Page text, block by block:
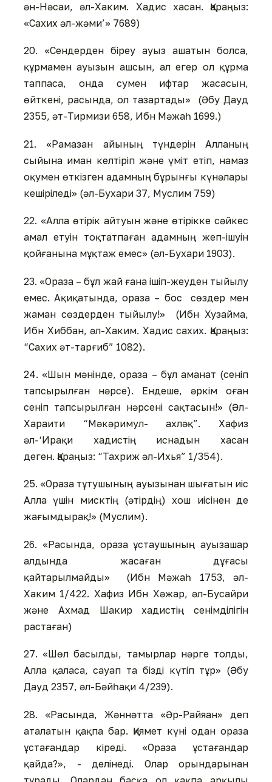
ән-Нәсаи, әл-Хаким. Хадис хасан. Қараңыз:
«Сахих әл-жәми’» 7689)
20. «Сендерден біреу ауыз ашатын болса,
құрмамен ауызын ашсын, ал егер ол құрма
таппаса, онда сумен ифтар жасасын,
өйткені, расында, ол тазартады» (Әбу Дауд
2355, әт-Тирмизи 658, Ибн Мәжаһ 1699.)
21. «Рамазан айының түндерін Алланың
сыйына иман келтіріп және үміт етіп, намаз
оқумен өткізген адамның бұрынғы күнәлары
кешіріледі» (әл-Бухари 37, Муслим 759)
22. «Алла өтірік айтуын және өтірікке сәйкес
амал етуін тоқтатпаған адамның жеп-ішуін
қойғанына мұқтаж емес» (әл-Бухари 1903).
23. «Ораза – бұл жай ғана ішіп-жеуден тыйылу
емес. Ақиқатында, ораза – бос сөздер мен
жаман сөздерден тыйылу!» (Ибн Хузайма,
Ибн Хиббан, әл-Хаким. Хадис сахих. Қараңыз:
“Сахих әт-тарғиб” 1082).
24. «Шын мәнінде, ораза – бұл аманат (сеніп
тапсырылған нәрсе). Ендеше, әркім оған
сеніп тапсырылған нәрсені сақтасын!» (Әл-
Хараити “Мәкәримул- ахләқ”. Хафиз
әл-‘Ирақи хадистің иснадын хасан
деген. Қараңыз: “Тахриж әл-Ихья” 1/354).
25. «Ораза тұтушының ауызынан шығатын иіс
Алла үшін мисктің (әтірдің) хош иісінен де
жағымдырақ!» (Муслим).
26. «Расында, ораза ұстаушының ауызашар
алдында жасаған дұғасы
қайтарылмайды» (Ибн Мәжаһ 1753, әл-
Хаким 1/422. Хафиз Ибн Хәжар, әл-Бусайри
және Ахмад Шакир хадистің сенімділігін
растаған)
27. «Шөл басылды, тамырлар нәрге толды,
Алла қаласа, сауап та бізді күтіп тұр» (Әбу
Дауд 2357, әл-Бәйһақи 4/239).
28. «Расында, Жәннәтта «Әр-Райяан» деп
аталатын қақпа бар. Қиямет күні одан ораза
ұстағандар кіреді. «Ораза ұстағандар
қайда?», - делінеді. Олар орындарынан